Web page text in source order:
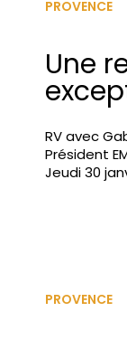
PROVENCE
Une
RV avec
Président
Jeudi 30
PROVENCE